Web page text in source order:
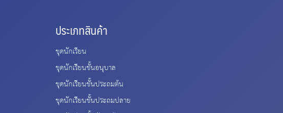
ประเภทสินค้า
ชุดนักเรียน
ชุดนักเรียนชั้นอนุบาล
ชุดนักเรียนชั้นประถมต้น
ชุดนักเรียนชั้นประถมปลาย